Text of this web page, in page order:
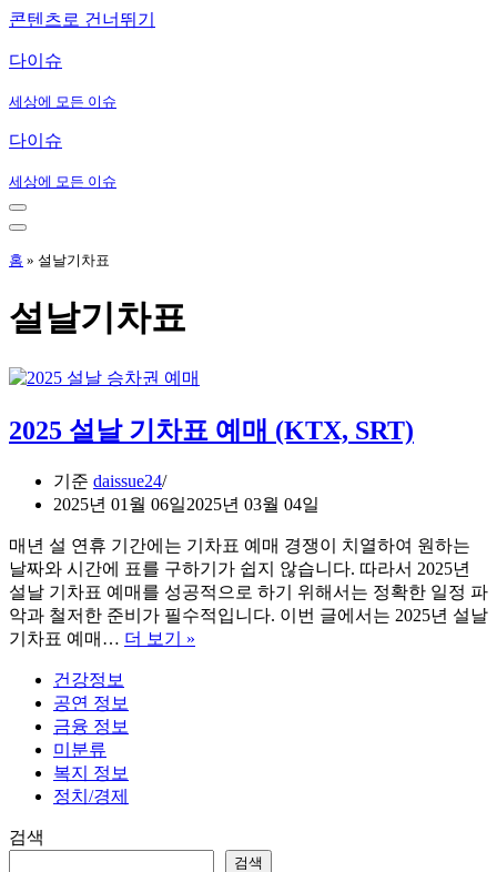
콘텐츠로 건너뛰기
다이슈
세상에 모든 이슈
다이슈
세상에 모든 이슈
내
비
게
메
뉴
내
비
션
메
홈 » 설날기차표
설날기차표
2025 설날 기차표 예매 (KTX, SRT)
기준 daissue24
2025년 01월 06일2025년 03월 04일
매년 설 연휴 기간에는 기차표 예매 경쟁이 치열하여 원하는
날짜와 시간에 표를 구하기가 쉽지 않습니다. 따라서 2025년
설날 기차표 예매를 성공적으로 하기 위해서는 정확한 일정 파
악과 철저한 준비가 필수적입니다. 이번 글에서는 2025년 설날
기차표 예매… 더 보기 »
건강정보
공연 정보
금융 정보
미분류
복지 정보
정치/경제
검색
검색